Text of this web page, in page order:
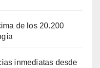
de los 20.200
inmediatas desde